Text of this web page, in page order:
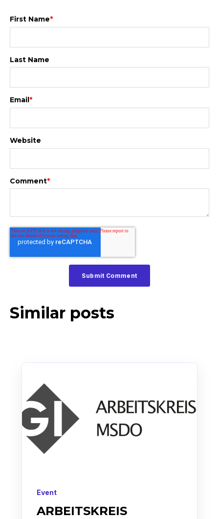
First Name*
Last Name
Email *
Website
Comment*
Similar posts
Event
ARBEITSKREIS